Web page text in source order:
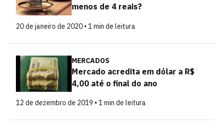
menos de 4 reais?
20 de janeiro de 2020 • 1 min de leitura
MERCADOS
Mercado acredita em dólar a R$
4,00 até o final do ano
12 de dezembro de 2019 • 1 min de leitura